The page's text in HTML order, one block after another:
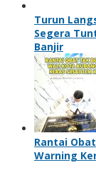
Turun
Segera
Banjir
Rantai
Warning